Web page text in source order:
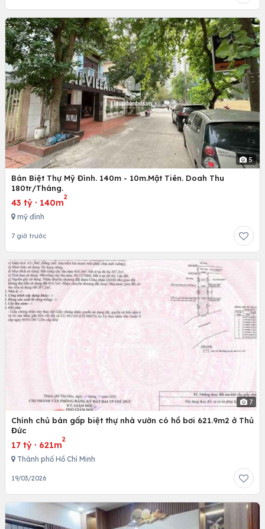
5
Bán Biệt Thự Mỹ Đình. 140m - 10m.Mặt Tiên. Doah Thu
180tr/Tháng.
43 tỷ · 140m
2
mỹ đình
7 giờ trước
7
Chính chủ bán gấp biệt thự nhà vườn có hồ bơi 621.9m2 ở Thủ
Đức
17 tỷ · 621m
2
Thành phố Hồ Chí Minh
19/03/2026